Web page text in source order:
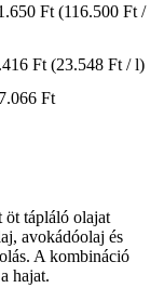
Ft (116.500 Ft /
Ft (23.548 Ft / l)
Ft
öt tápláló olajat
avokádóolaj és
A kombináció
hajat.